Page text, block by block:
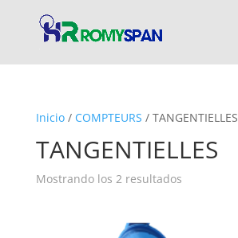
Inicio/ COMPTEURS / TANGENTIELLES
TANGENTIELLES
Mostrando los 2 resultados